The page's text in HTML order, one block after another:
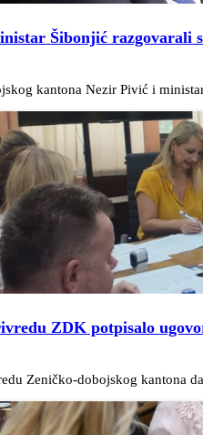
Šibonjić razgovarali
kantona Nezir Pivić i
ZDK potpisalo
Zeničko-dobojskog kantona